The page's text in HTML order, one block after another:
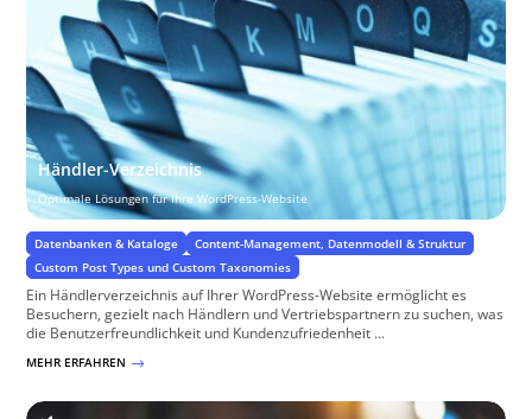
Händler-Verzeichnis
Optimale Lösungen für Ihre WordPress-Website
Datenbanken & Kataloge
Content-Management, Datenmodell & Struktur
Custom Post Types und Custom Taxonomies
Ein Händlerverzeichnis auf Ihrer WordPress-Website ermöglicht es
Besuchern, gezielt nach Händlern und Vertriebspartnern zu suchen, was
die Benutzerfreundlichkeit und Kundenzufriedenheit ...
MEHR ERFAHREN $